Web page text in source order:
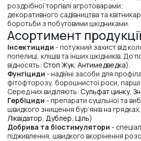
роздрібної торгівлі агротоварами;
декоративного садівництва та
боротьби з побутовими шкідниками.
Асортимент
Інсектициди - потужний захист від
попелиці, кліщів та інших шкідників. До
відносять: Стоп Жук, Антимедведка).
Фунгіциди - надійні засоби для
фітофторозу, борошнистої роси, парші
Серед них виділяють: Сульфат цинку,
Гербіциди - препарати суцільної та
швидкого знищення бур’янів на
Ліквідатор, Дублер, Ціль)
Добрива та біостимулятори -
підживлення, швидкого вкорінення